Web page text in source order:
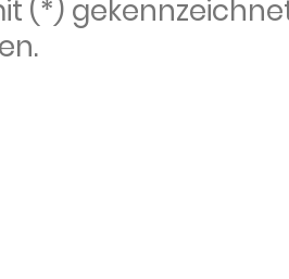
(*)